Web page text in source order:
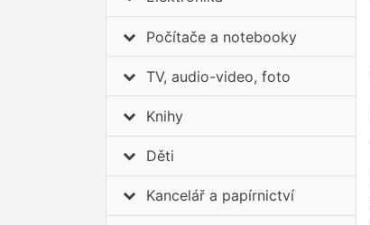
Počítače a notebooky
TV, audio-video, foto
Knihy
Děti
Kancelář a papírnictví